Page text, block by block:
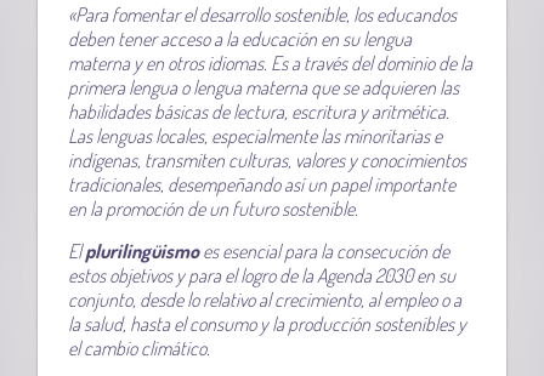
«Para fomentar el desarrollo sostenible, los educandos
deben tener acceso a la educación en su lengua
materna y en otros idiomas. Es a través del dominio de la
primera lengua o lengua materna que se adquieren las
habilidades básicas de lectura, escritura y aritmética.
Las lenguas locales, especialmente las minoritarias e
indígenas, transmiten culturas, valores y conocimientos
tradicionales, desempeñando así un papel importante
en la promoción de un futuro sostenible.
Elplurilingüismoes esencial para la consecución de
estos objetivos y para el logro de la Agenda 2030 en su
conjunto, desde lo relativo al crecimiento, al empleo o a
la salud, hasta el consumo y la producción sostenibles y
el cambio climático.